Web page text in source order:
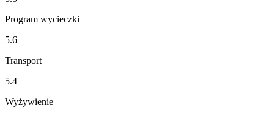
Program wycieczki
5.6
Transport
5.4
Wyżywienie